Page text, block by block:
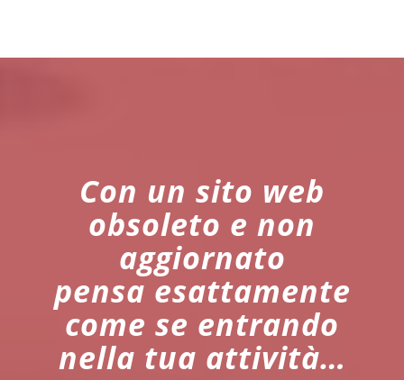
Con un sito web
obsoleto e non
aggiornato
pensa esattamente
come se entrando
nella tua attività…